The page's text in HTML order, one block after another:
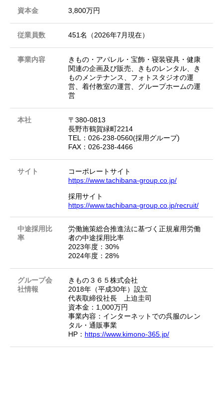
資本金 3,800万円
従業員数 451名（2026年7月現在）
事業内容
きもの・アパレル・宝飾・寝装寝具・健康
関連の企画及び販売、きものレンタル、き
ものメンテナンス、フォトスタジオの運
営、着付教室の運営、グループホームの運
営
本社
〒380-0813
長野市鶴賀緑町2214
TEL：026-238-0560(採用グループ)
FAX：026-238-4466
サイト
コーポレートサイト
https://www.tachibana-group.co.jp/
採用サイト
https://www.tachibana-group.co.jp/recruit/
中途採用比
率
労働施策総合推進法に基づく正規雇用労働
者の中途採用比率
2023年度：30%
2024年度：28%
グループ会
社情報
きもの３６５株式会社
2018年（平成30年）設立
代表取締役社長 上迫圭司
資本金：1,000万円
事業内容：インターネットでの呉服のレン
タル・通販事業
HP： https://www.kimono-365.jp/